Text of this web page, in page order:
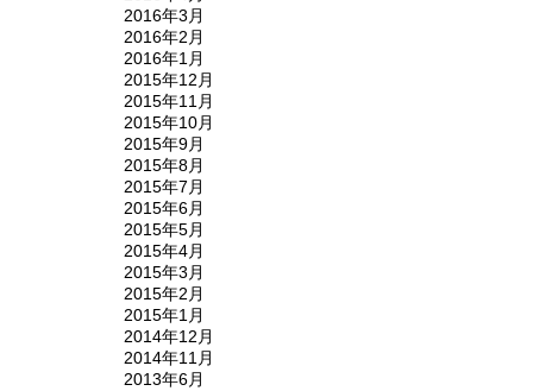
2016年3月
2016年2月
2016年1月
2015年12月
2015年11月
2015年10月
2015年9月
2015年8月
2015年7月
2015年6月
2015年5月
2015年4月
2015年3月
2015年2月
2015年1月
2014年12月
2014年11月
2013年6月